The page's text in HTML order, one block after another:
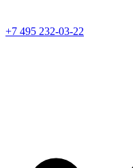
+7 495 232-03-22